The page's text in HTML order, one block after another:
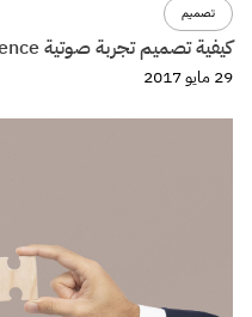
تصميم
كيفية تصميم تجربة صوتية voice experience الجزء الثالث
29 مايو 2017